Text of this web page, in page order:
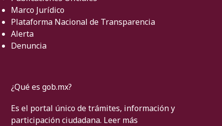
Marco Jurídico
Plataforma Nacional de Transparencia
Alerta
Denuncia
¿Qué es gob.mx?
Es el portal único de trámites, información y
participación ciudadana. Leer más